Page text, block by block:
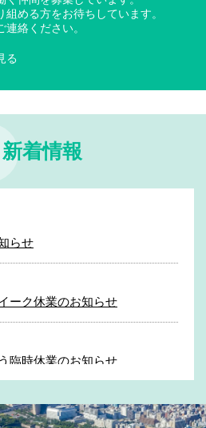
める方をお待ちしています。
絡ください。
る
新着情報
らせ
ーク休業のお知らせ
臨時休業のお知らせ
お知らせ